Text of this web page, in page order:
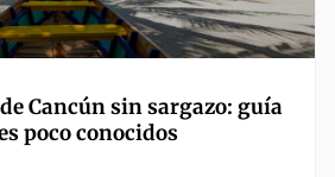
Cancún sin sargazo: guía
poco conocidos